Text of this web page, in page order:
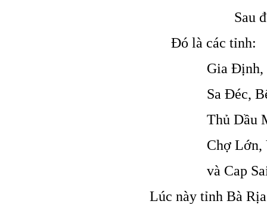
Sau
Đó là các tỉnh:
Gia Định,
Sa Đéc,
Thủ Dầu
Chợ Lớn,
và Cap
Lúc này tỉnh Bà